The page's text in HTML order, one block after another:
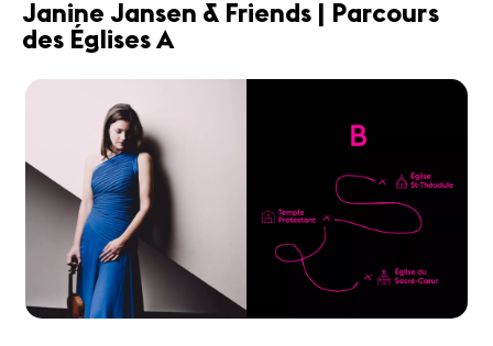
Janine Jansen & Friends | Parcours
des Églises A